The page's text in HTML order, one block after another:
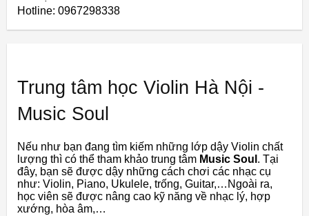
Hotline: 0967298338
Trung tâm học Violin Hà Nội -
Music Soul
Nếu như bạn đang tìm kiếm những lớp dậy Violin chất
lượng thì có thể tham khảo trung tâm Music Soul . Tại
đây, bạn sẽ được dậy những cách chơi các nhạc cụ
như: Violin, Piano, Ukulele, trống, Guitar,…Ngoài ra,
học viên sẽ được nâng cao kỹ năng về nhạc lý, hợp
xướng, hòa âm,…